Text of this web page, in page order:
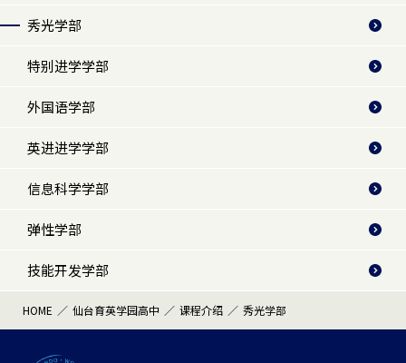
秀光学部
特别进学学部
外国语学部
英进进学学部
信息科学学部
弹性学部
技能开发学部
HOME 仙台育英学园高中 课程介绍 秀光学部